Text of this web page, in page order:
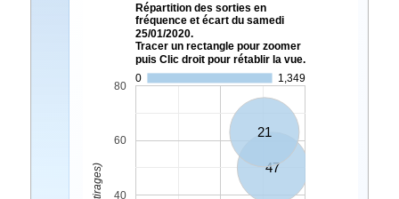
Répartition des sorties en
fréquence et écart du samedi
25/01/2020.
Tracer un rectangle pour zoomer
puis Clic droit pour rétablir la vue.
0
1,349
47
21
40
60
80